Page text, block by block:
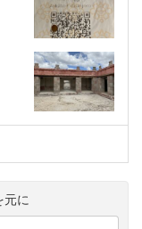
元に